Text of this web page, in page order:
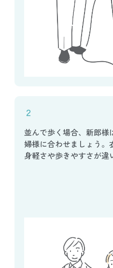
２
並んで歩く場合、新郎様
婦様に合わせましょう。
身軽さや歩きやすさが